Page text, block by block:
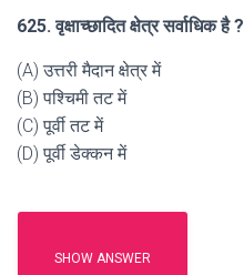
625. वृक्षाच्छादित क्षेत्र सर्वाधिक है ?
(A) उत्तरी मैदान क्षेत्र में
(B) पश्चिमी तट में
(C) पूर्वी तट में
(D) पूर्वी डेक्कन में
SHOW ANSWER